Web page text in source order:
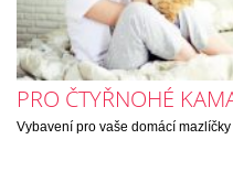
PRO ČTYŘNOHÉ
Vybavení pro vaše domácí mazlíčky